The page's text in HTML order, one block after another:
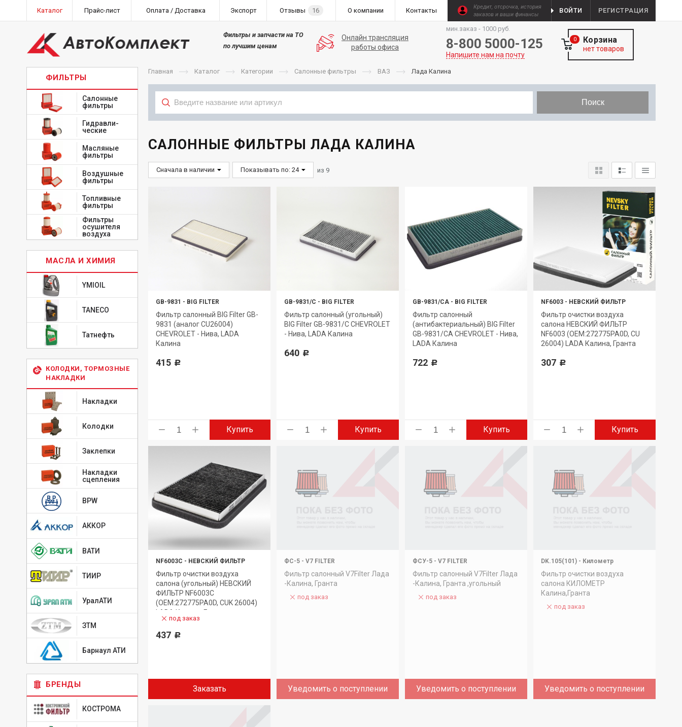
Каталог Прайс-лист Оплата / Доставка Экспорт Отзывы 16 О компании Контакты
Кредит, отсрочка, история
заказов и ваши финансы
ВОЙТИ РЕГИСТРАЦИЯ
Фильтры и запчасти на ТО
по лучшим ценам
Онлайн трансляция
работы офиса
мин.заказ - 1000 руб.
8-800 5000-125
Напишите нам на почту
Корзина
0
нет товаров
ФИЛЬТРЫ
Салонные
фильтры
Гидравли-
ческие
Масляные
фильтры
Воздушные
фильтры
Топливные
фильтры
Фильтры
осушителя
воздуха
МАСЛА И ХИМИЯ
YMIOIL
TANECO
Татнефть
КОЛОДКИ, ТОРМОЗНЫЕ
НАКЛАДКИ
Накладки
Колодки
Заклепки
Накладки
сцепления
BPW
АККОР
ВАТИ
ТИИР
УралАТИ
ЗТМ
Барнаул АТИ
БРЕНДЫ
КОСТРОМА
Главная Каталог Категории Салонные фильтры ВАЗ Лада Калина
Поиск
САЛОННЫЕ ФИЛЬТРЫ ЛАДА КАЛИНА
Сначала в наличии Показывать по: 24 из 9
GB-9831 - BIG FILTER
Фильтр салонный BIG Filter GB-
9831 (аналог CU26004)
CHEVROLET - Нива, LADA
Калина
415 Р
Купить
GB-9831/C - BIG FILTER
Фильтр салонный (угольный)
BIG Filter GB-9831/C CHEVROLET
- Нива, LADA Калина
640 Р
Купить
GB-9831/CA - BIG FILTER
Фильтр салонный
(антибактериальный) BIG Filter
GB-9831/CA CHEVROLET - Нива,
LADA Калина
722 Р
Купить
NF6003 - НЕВСКИЙ ФИЛЬТР
Фильтр очистки воздуха
салона НЕВСКИЙ ФИЛЬТР
NF6003 (OEM:272775PA0D, CU
26004) LADA Калина, Гранта
307 Р
Купить
NF6003C - НЕВСКИЙ ФИЛЬТР
Фильтр очистки воздуха
салона (угольный) НЕВСКИЙ
ФИЛЬТР NF6003C
(OEM:272775PA0D, CUK 26004)
LADA Калина, Гранта
под заказ
437 Р
Заказать
ФС-5 - V7 FILTER
Фильтр салонный V7Filter Лада
-Калина, Гранта
под заказ
Уведомить о поступлении
ФСУ-5 - V7 FILTER
Фильтр салонный V7Filter Лада
-Калина, Гранта ,угольный
под заказ
Уведомить о поступлении
DK.105(101) - Километр
Фильтр очистки воздуха
салона КИЛОМЕТР
Калина,Гранта
под заказ
Уведомить о поступлении